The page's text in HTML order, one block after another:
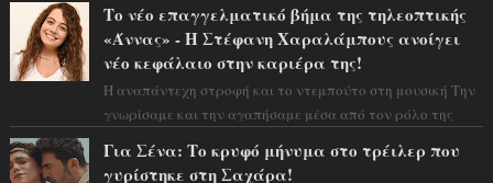
Το νέο επαγγελματικό βήμα της τηλεοπτικής
«Άννας» - Η Στέφανη Χαραλάμπους ανοίγει
νέο κεφάλαιο στην καριέρα της!
Η αναπάντεχη στροφή και το ντεμπούτο στη μουσική Την
γνωρίσαμε και την αγαπήσαμε μέσα από τον ρόλο της
Για Σένα: Το κρυφό μήνυμα στο τρέιλερ που
γυρίστηκε στη Σαχάρα!